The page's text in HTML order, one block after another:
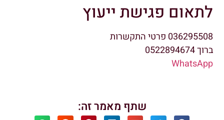
לתאום פגישת ייעוץ
036295508 פרטי התקשרות
ברוך 0522894674
WhatsApp
שתף מאמר זה: